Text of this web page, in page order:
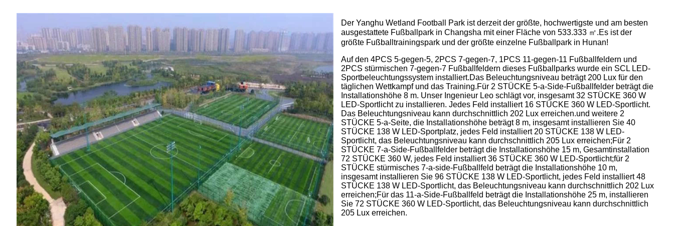
Der Yanghu Wetland Football Park ist derzeit der größte, hochwertigste und am besten
ausgestattete Fußballpark in Changsha mit einer Fläche von 533.333 ㎡.Es ist der
größte Fußballtrainingspark und der größte einzelne Fußballpark in Hunan!
Auf den 4PCS 5-gegen-5, 2PCS 7-gegen-7, 1PCS 11-gegen-11 Fußballfeldern und
2PCS stürmischen 7-gegen-7 Fußballfeldern dieses Fußballparks wurde ein SCL LED-
Sportbeleuchtungssystem installiert.Das Beleuchtungsniveau beträgt 200 Lux für den
täglichen Wettkampf und das Training.Für 2 STÜCKE 5-a-Side-Fußballfelder beträgt die
Installationshöhe 8 m. Unser Ingenieur Leo schlägt vor, insgesamt 32 STÜCKE 360 W
LED-Sportlicht zu installieren. Jedes Feld installiert 16 STÜCKE 360 W LED-Sportlicht.
Das Beleuchtungsniveau kann durchschnittlich 202 Lux erreichen.und weitere 2
STÜCKE 5-a-Seite, die Installationshöhe beträgt 8 m, insgesamt installieren Sie 40
STÜCKE 138 W LED-Sportplatz, jedes Feld installiert 20 STÜCKE 138 W LED-
Sportlicht, das Beleuchtungsniveau kann durchschnittlich 205 Lux erreichen;Für 2
STÜCKE 7-a-Side-Fußballfelder beträgt die Installationshöhe 15 m, Gesamtinstallation
72 STÜCKE 360 W, jedes Feld installiert 36 STÜCKE 360 W LED-Sportlicht;für 2
STÜCKE stürmisches 7-a-side-Fußballfeld beträgt die Installationshöhe 10 m,
insgesamt installieren Sie 96 STÜCKE 138 W LED-Sportlicht, jedes Feld installiert 48
STÜCKE 138 W LED-Sportlicht, das Beleuchtungsniveau kann durchschnittlich 202 Lux
erreichen;Für das 11-a-Side-Fußballfeld beträgt die Installationshöhe 25 m, installieren
Sie 72 STÜCKE 360 W LED-Sportlicht, das Beleuchtungsniveau kann durchschnittlich
205 Lux erreichen.